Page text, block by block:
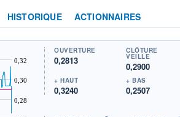
HISTORIQUE ACTIONNAIRES
0,28
0,30
0,32
OUVERTURE
0,2813
CLÔTURE
VEILLE
0,2900
+ HAUT
0,3240
+ BAS
0,2507